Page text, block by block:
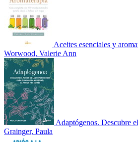
Aceites esenciales y
Worwood, Valerie Ann
Adaptógenos. Descubre
Grainger, Paula